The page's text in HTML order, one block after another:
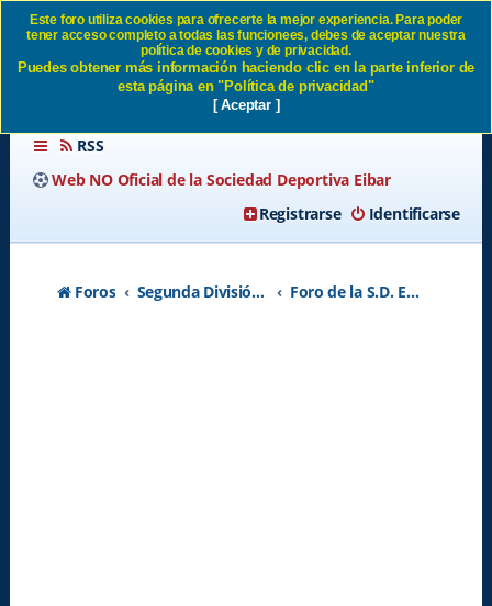
Plantilla 2021/2022 - Página
34 SD Eibar
RSS
Web NO Oficial de la Sociedad Deportiva Eibar
Identificarse
Registrarse
Foros Segunda División A - Temporada 2026-2027 Foro de la S.D. Eibar
Este foro utiliza cookies para ofrecerte la mejor experiencia. Para poder
tener acceso completo a todas las funcionees, debes de aceptar nuestra
política de cookies y de privacidad.
Puedes obtener más información haciendo clic en la parte inferior de
esta página en "Política de privacidad"
[ Aceptar ]